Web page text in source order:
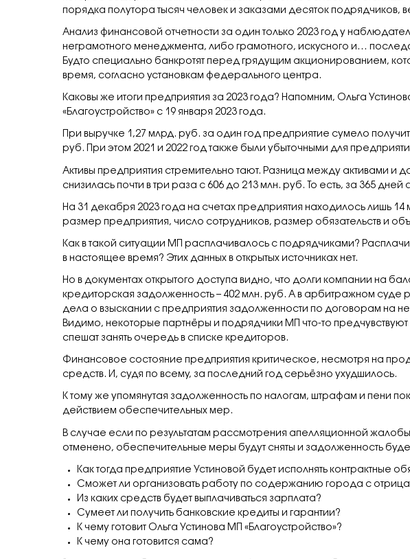
порядка полутора тысяч человек и заказами десяток подрядчиков,
Анализ финансовой отчетности за один только 2023 год у
неграмотного менеджмента, либо грамотного, искусного и…
Будто специально банкротят перед грядущим акционированием,
время, согласно установкам федерального центра.
Каковы же итоги предприятия за 2023 года? Напомним, Ольга
«Благоустройство» с 19 января 2023 года.
При выручке 1,27 млрд. руб. за один год предприятие сумело
руб. При этом 2021 и 2022 год также были убыточными для
Активы предприятия стремительно тают. Разница между активами и
снизилась почти в три раза с 606 до 213 млн. руб. То есть, за 365
На 31 декабря 2023 года на счетах предприятия находилось лишь
размер предприятия, число сотрудников, размер обязательств и
Как в такой ситуации МП расплачивалось с подрядчиками?
в настоящее время? Этих данных в открытых источниках нет.
Но в документах открытого доступа видно, что долги компании на
кредиторская задолженность – 402 млн. руб. А в арбитражном суде
дела о взыскании с предприятия задолженности по договорам на
Видимо, некоторые партнёры и подрядчики МП что-то
спешат занять очередь в списке кредиторов.
Финансовое состояние предприятия критическое, несмотря на
средств. И, судя по всему, за последний год серьёзно ухудшилось.
К тому же упомянутая задолженность по налогам, штрафам и пени
действием обеспечительных мер.
В случае если по результатам рассмотрения апелляционной
отменено, обеспечительные меры будут сняты и задолженность
Как тогда предприятие Устиновой будет исполнять контрактные
Сможет ли организовать работу по содержанию города с
Из каких средств будет выплачиваться зарплата?
Сумеет ли получить банковские кредиты и гарантии?
К чему готовит Ольга Устинова МП «Благоустройство»?
К чему она готовится сама?